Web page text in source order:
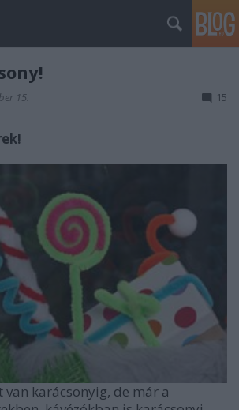
15. 15
van karácsonyig, de már a